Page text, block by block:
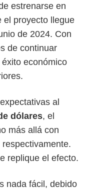
estrenarse en
el proyecto llegue
de 2024. Con
de continuar
económico
al
dólares, el
más allá con
replique el efecto.
nada fácil, debido